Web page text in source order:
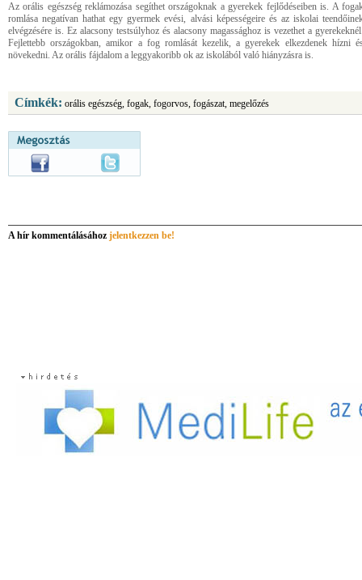
Az orális egészség reklámozása segíthet országoknak a gyerekek fejlődéseiben is. A
romlása negatívan hathat egy gyermek evési, alvási képességeire és az iskolai
elvégzésére is. Ez alacsony testsúlyhoz és alacsony magassághoz is vezethet a
Fejlettebb országokban, amikor a fog romlását kezelik, a gyerekek elkezdenek hízni
növekedni. Az orális fájdalom a leggyakoribb ok az iskolából való hiányzásra is.
Címkék: orális egészség, fogak, fogorvos, fogászat, megelőzés
A hír kommentálásához jelentkezzen be!